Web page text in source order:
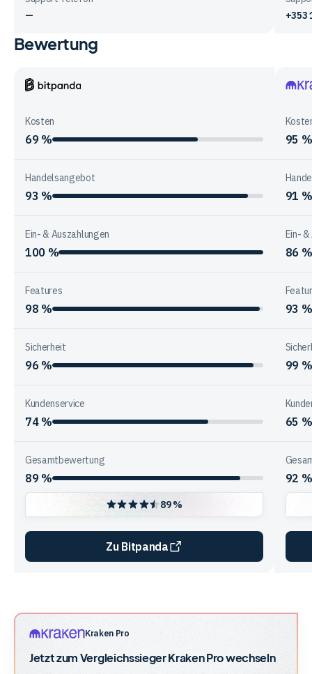
—
+353
Vergleichstabelle
Unternehmensstruktur
der
Bewertung
Kosten
69 % 95 %
Handelsangebot
93 % 91 %
Ein- & Auszahlungen
100 %
Ein-
86 %
Features
98 % 93 %
Sicherheit
96 % 99 %
Kundenservice
74 % 65 %
Gesamtbewertung
89 %
89 %
Zu Bitpanda
92 %
Unternehmensstruktur
der
Kraken Pro
Jetzt zum VergleichssiegerKraken Prowechseln